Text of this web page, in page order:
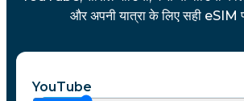
और अपनी यात्रा के लिए सही eSIM
YouTube